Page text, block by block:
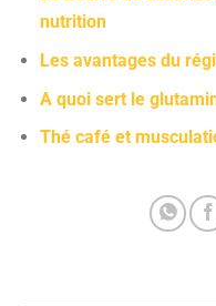
nutrition
Les avantages du
A quoi sert le
Thé café et